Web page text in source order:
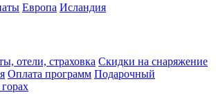
Европа Исландия
отели, страховка Скидки на снаряжение
Оплата программ Подарочный